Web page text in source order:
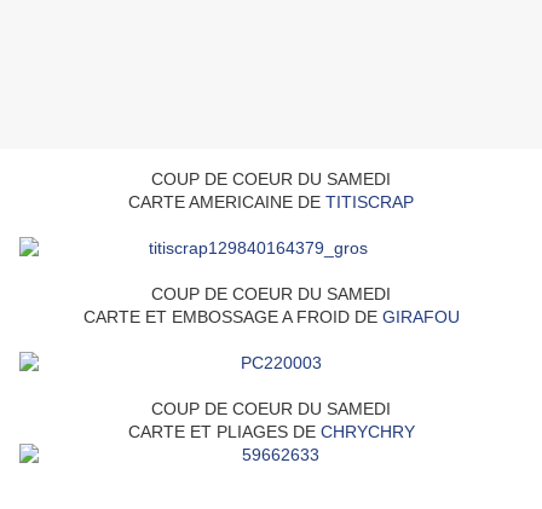
COUP DE COEUR DU SAMEDI
CARTE AMERICAINE DE TITISCRAP
COUP DE COEUR DU SAMEDI
CARTE ET EMBOSSAGE A FROID DE GIRAFOU
COUP DE COEUR DU SAMEDI
CARTE ET PLIAGES DE CHRYCHRY